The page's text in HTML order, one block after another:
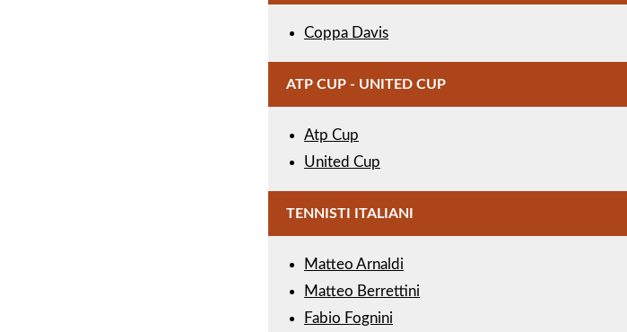
Coppa Davis
ATP CUP - UNITED CUP
Atp Cup
United Cup
TENNISTI ITALIANI
Matteo Arnaldi
Matteo Berrettini
Fabio Fognini